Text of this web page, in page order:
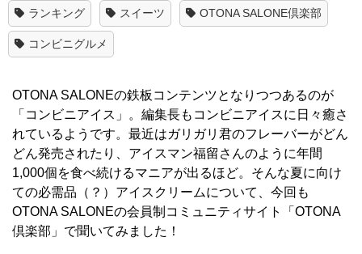
ランキング スイーツ OTONA SALONE倶楽部
コンビニグルメ
OTONA SALONEの鉄板コンテンツとなりつつあるのが
「コンビニアイス」。編集長もコンビニアイスに日々癒さ
れているようです。最近はガリガリ君のフレーバーがどん
どん発売されたり、アイスマン福留さんのように年間
1,000個を食べ続けるマニアが出るほど。そんな夏に向け
ての必需品（？）アイスクリームについて、今回も
OTONA SALONEの会員制コミュニティサイト「OTONA
倶楽部」で聞いてみました！